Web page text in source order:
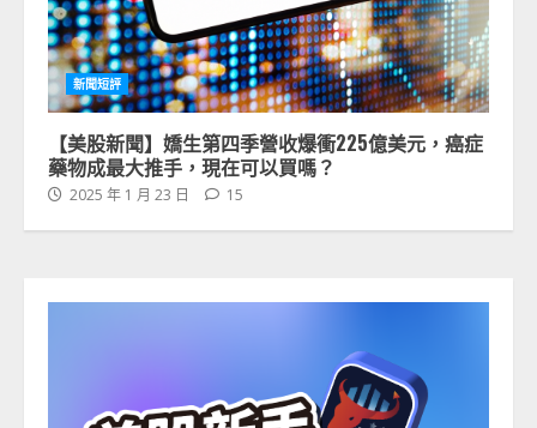
新聞短評
【美股新聞】嬌生第四季營收爆衝225億美元，癌症
藥物成最大推手，現在可以買嗎？
2025 年 1 月 23 日 15